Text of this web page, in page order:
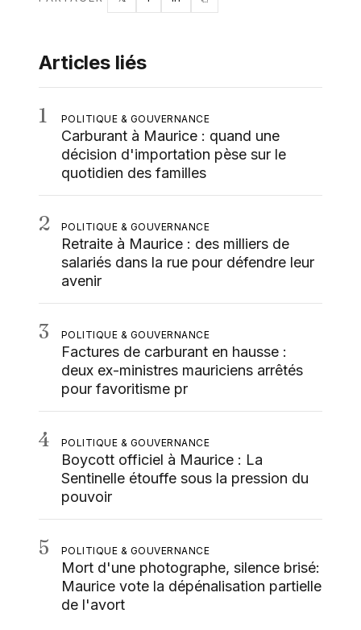
Articles liés
1 POLITIQUE & GOUVERNANCE
Carburant à Maurice : quand une
décision d'importation pèse sur le
quotidien des familles
2 POLITIQUE & GOUVERNANCE
Retraite à Maurice : des milliers de
salariés dans la rue pour défendre leur
avenir
3 POLITIQUE & GOUVERNANCE
Factures de carburant en hausse :
deux ex-ministres mauriciens arrêtés
pour favoritisme pr
4 POLITIQUE & GOUVERNANCE
Boycott officiel à Maurice : La
Sentinelle étouffe sous la pression du
pouvoir
5 POLITIQUE & GOUVERNANCE
Mort d'une photographe, silence brisé:
Maurice vote la dépénalisation partielle
de l'avort